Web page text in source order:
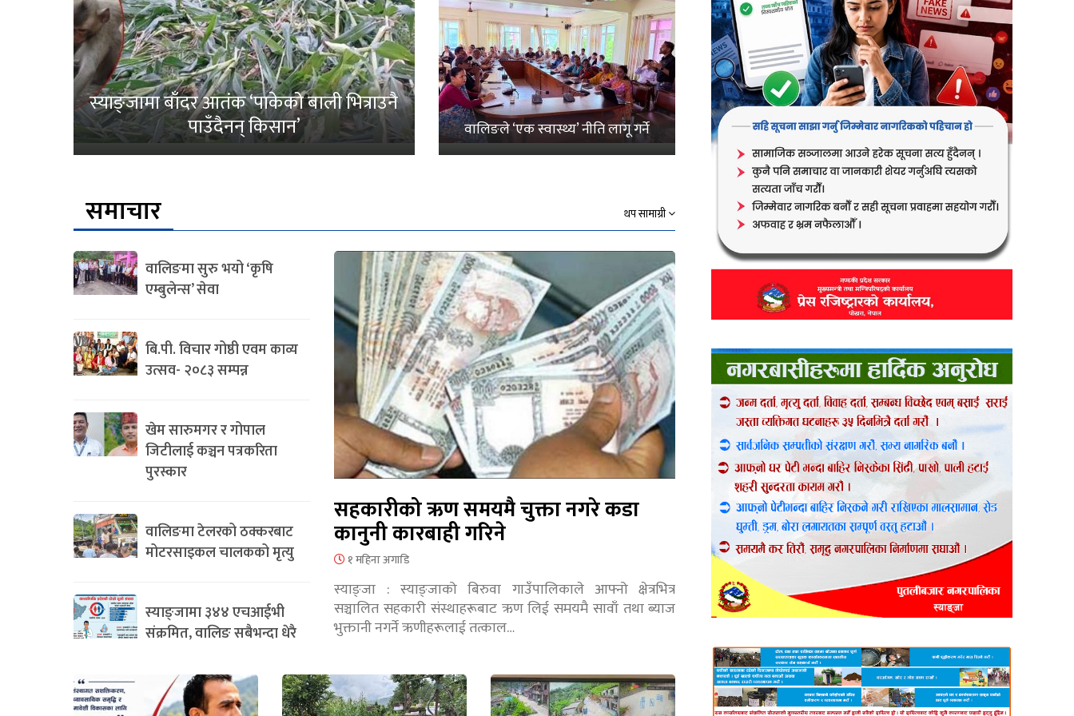
स्याङ्जामा बाँदर आतंक ‘पाकेको बाली भित्राउनै
पाउँदैनन् किसान’ वालिङले ‘एक स्वास्थ्य’ नीति लागू गर्ने
समाचार थप सामाग्री
वालिङमा सुरु भयो ‘कृषि
एम्बुलेन्स’ सेवा
बि.पी. विचार गोष्ठी एवम काव्य
उत्सव- २०८३ सम्पन्न
खेम सारुमगर र गोपाल
जिटीलाई कञ्चन पत्रकरिता
पुरस्कार
वालिङमा टेलरको ठक्करबाट
मोटरसाइकल चालकको मृत्यु
स्याङ्जामा ३४४ एचआईभी
संक्रमित, वालिङ सबैभन्दा धेरै
सहकारीको ऋण समयमै चुक्ता नगरे कडा
कानुनी कारबाही गरिने
१ महिना अगाडि
स्याङ्जा : स्याङ्जाको बिरुवा गाउँपालिकाले आफ्नो क्षेत्रभित्र
सञ्चालित सहकारी संस्थाहरूबाट ऋण लिई समयमै सावाँ तथा ब्याज
भुक्तानी नगर्ने ऋणीहरूलाई तत्काल…